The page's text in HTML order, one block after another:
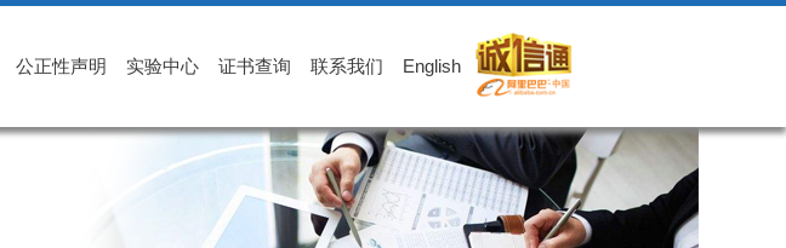
公正性声明 实验中心 证书查询 联系我们 English